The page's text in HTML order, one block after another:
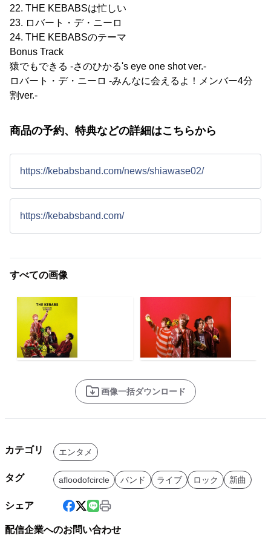
22. THE KEBABSは忙しい
23. ロバート・デ・ニーロ
24. THE KEBABSのテーマ
Bonus Track
猿でもできる -さのひかる's eye one shot ver.-
ロバート・デ・ニーロ -みんなに会えるよ！メンバー4分
割ver.-
商品の予約、特典などの詳細はこちらから
https://kebabsband.com/news/shiawase02/
https://kebabsband.com/
すべての画像
画像一括ダウンロード
カテゴリ エンタメ
タグ afloodofcircle バンド ライブ ロック 新曲
シェア
配信企業へのお問い合わせ